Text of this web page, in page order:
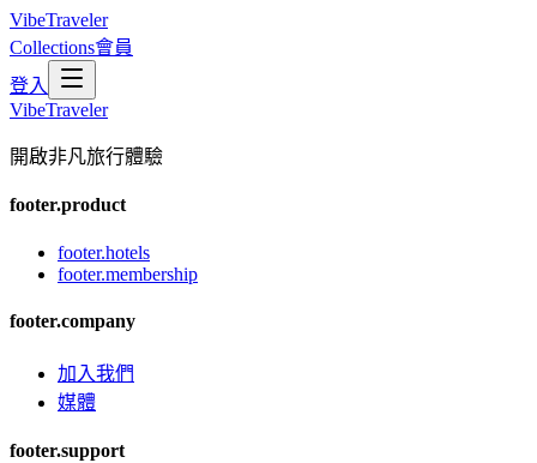
VibeTraveler
Collections會員
登入
VibeTraveler
開啟非凡旅行體驗
footer.product
footer.hotels
footer.membership
footer.company
加入我們
媒體
footer.support